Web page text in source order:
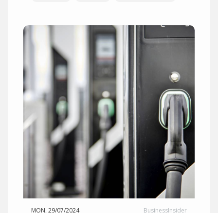
MON, 29/07/2024 BusinessInsider